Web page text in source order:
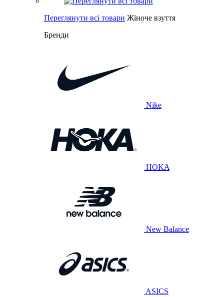
Переглянути всі товари Жіноче взуття
Бренди
Nike
HOKA
New Balance
ASICS